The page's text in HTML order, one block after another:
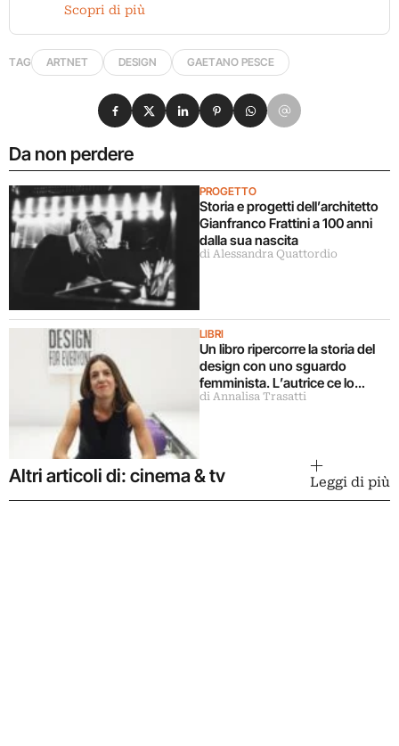
Scopri di più
TAG ARTNET DESIGN GAETANO PESCE
Da non perdere
PROGETTO
Storia e progetti dell’architetto
Gianfranco Frattini a 100 anni
dalla sua nascita
di Alessandra Quattordio
LIBRI
Un libro ripercorre la storia del
design con uno sguardo
femminista. L’autrice ce lo
racconta
di Annalisa Trasatti
Condividi su Facebook
Condividi su X
Condividi su LinkedIn
Condividi su Pinterest
Condividi su WhatsApp
Condividi su Email
Altri articoli di: cinema & tv Leggi di più